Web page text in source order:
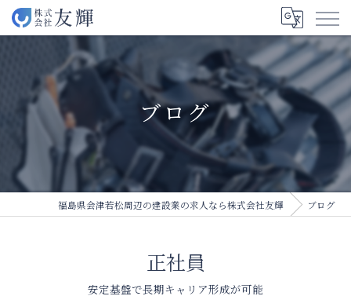
ブログ
福島県会津若松周辺の建設業の求人なら株式会社友輝 ブログ
正社員
安定基盤で長期キャリア形成が可能